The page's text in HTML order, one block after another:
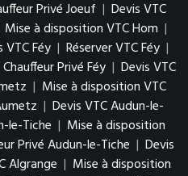
Privé Joeuf | Devis VTC
Mise à disposition VTC Hom |
VTC Féy | Réserver VTC Féy |
Chauffeur Privé Féy | Devis VTC
| Mise à disposition VTC
| Devis VTC Audun-le-
le-Tiche | Mise à disposition
Privé Audun-le-Tiche | Devis
Algrange | Mise à disposition